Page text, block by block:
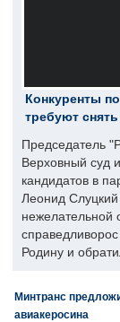
Конкуренты
требуют
Председатель
Верховный суд
кандидатов в
Леонид Слуцкий
нежелательной
Родину и
Минтранс
авиакеросина